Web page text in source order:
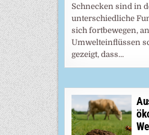
Schnecken sind in
unterschiedliche
sich fortbewegen,
Umwelteinflüssen
gezeigt, dass…